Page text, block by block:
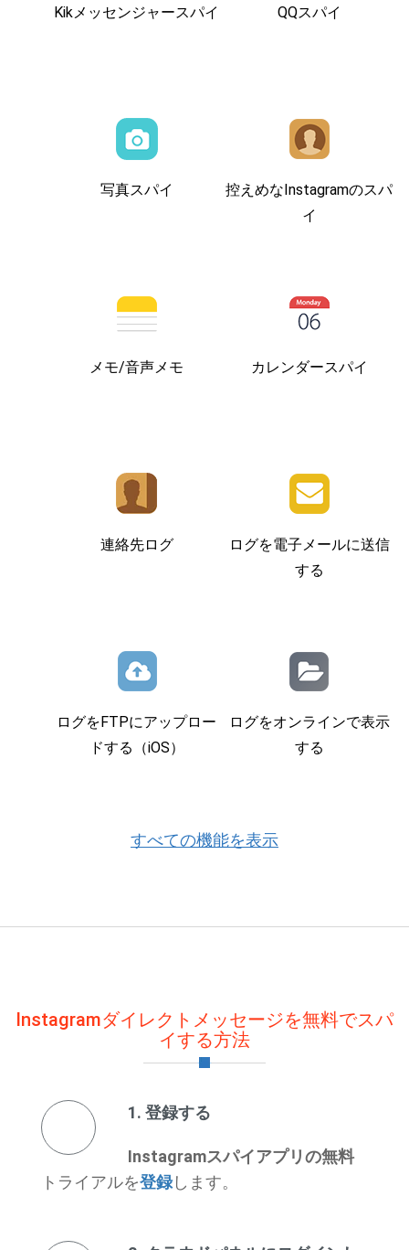
Kikメッセンジャースパイ QQスパイ
写真スパイ
控えめなInstagramのスパ
イ
メモ/音声メモ カレンダースパイ
連絡先ログ
ログを電子メールに送信
する
ログをFTPにアップロー
ドする（iOS）
ログをオンラインで表示
する
すべての機能を表示
Instagramダイレクトメッセージを無料でスパ
イする方法
1. 登録する
Instagramスパイアプリの無料
トライアルを登録します。